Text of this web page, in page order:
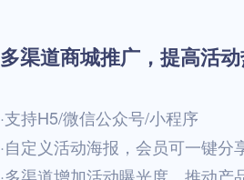
多渠道商城推广，提高活
·支持H5/微信公众号/小程序
·自定义活动海报，会员可一键分